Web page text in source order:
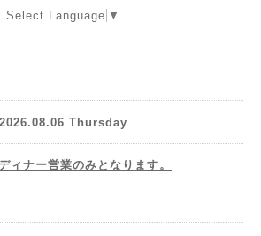
Select Language ▼
2026.08.06 Thursday
ナー営業のみとなります。